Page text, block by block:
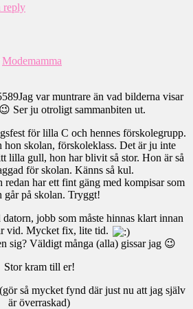
reply
Modemamma
Jag var muntrare än vad bilderna visar
Ser ju otroligt sammanbiten ut.
för lilla C och hennes förskolegrupp.
hon skolan, förskoleklass. Det är ju inte
lilla gull, hon har blivit så stor. Hon är så
för skolan. Känns så kul.
har ett fint gäng med kompisar som
går på skolan. Tryggt!
jobb som måste hinnas klart innan
vid. Mycket fix, lite tid.
sig? Väldigt många (alla) gissar jag 😉
Stor kram till er!
så mycket fynd där just nu att jag själv
är överraskad)